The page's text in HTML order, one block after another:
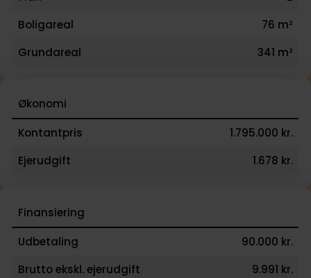
Boligareal
76 m²
Grundareal
341 m²
Økonomi
Kontantpris
1.795.000 kr.
Ejerudgift
1.678 kr.
Finansiering
Udbetaling
90.000 kr.
Brutto ekskl. ejerudgift
9.991 kr.